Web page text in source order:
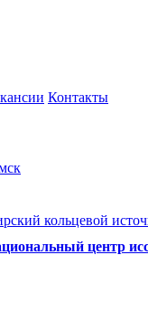
Контакты
кольцевой
центр